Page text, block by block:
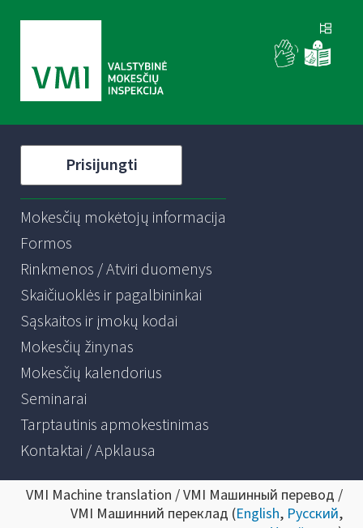
Prisijungti
Mokesčių mokėtojų informacija
Formos
Rinkmenos / Atviri duomenys
Skaičiuoklės ir pagalbininkai
Sąskaitos ir įmokų kodai
Mokesčių žinynas
Mokesčių kalendorius
Seminarai
Tarptautinis apmokestinimas
Kontaktai / Apklausa
VMI Machine translation / VMI Машинный перевод /
VMI Машинний переклад (English, Русский,